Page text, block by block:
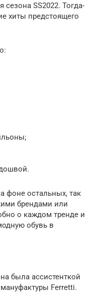
SS2022. Тогда-
хиты предстоящего
фоне остальных, так
брендами или
о каждом тренде и
обувь в
была ассистенткой
Ferretti.